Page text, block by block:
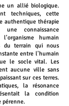
un allié biologique.
techniques, cette
authentique thérapie
connaissance
humain
du terrain qui nous
entre l'humain
le socle vital. Les
aucune ville sans
sur ces terres.
la résonance
la condition
pérenne.